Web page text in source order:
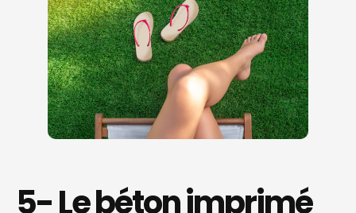
5- Le béton imprimé